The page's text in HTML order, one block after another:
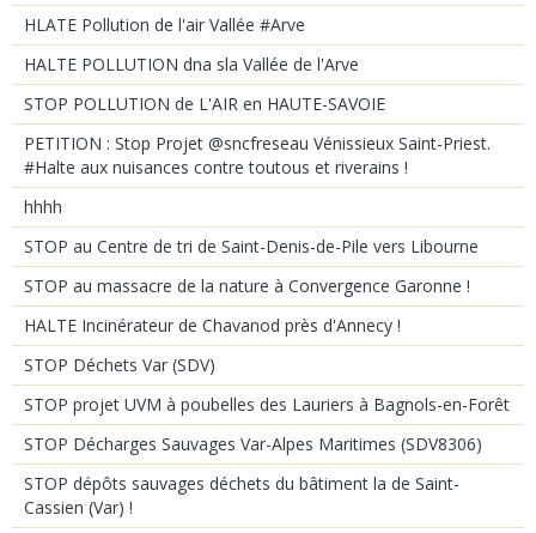
HLATE Pollution de l'air Vallée #Arve
HALTE POLLUTION dna sla Vallée de l'Arve
STOP POLLUTION de L'AIR en HAUTE-SAVOIE
PETITION : Stop Projet @sncfreseau Vénissieux Saint-Priest.
#Halte aux nuisances contre toutous et riverains !
hhhh
STOP au Centre de tri de Saint-Denis-de-Pile vers Libourne
STOP au massacre de la nature à Convergence Garonne !
HALTE Incinérateur de Chavanod près d'Annecy !
STOP Déchets Var (SDV)
STOP projet UVM à poubelles des Lauriers à Bagnols-en-Forêt
STOP Décharges Sauvages Var-Alpes Maritimes (SDV8306)
STOP dépôts sauvages déchets du bâtiment la de Saint-
Cassien (Var) !